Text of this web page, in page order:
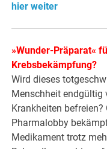
hier weiter
»Wunder-Präparat«
Krebsbekämpfung?
Wird dieses
Menschheit endgültig
Krankheiten
Pharmalobby
Medikament trotz